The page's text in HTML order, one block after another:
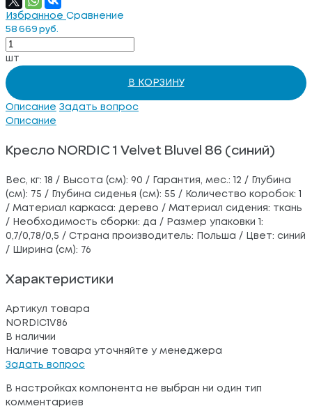
Избранное Сравнение
58 669 руб.
шт
В КОРЗИНУ
Описание Задать вопрос
Описание
Кресло NORDIC 1 Velvet Bluvel 86 (синий)
Вес, кг: 18 / Высота (см): 90 / Гарантия, мес.: 12 / Глубина
(см): 75 / Глубина сиденья (см): 55 / Количество коробок: 1
/ Материал каркаса: дерево / Материал сидения: ткань
/ Необходимость сборки: да / Размер упаковки 1:
0,7/0,78/0,5 / Страна производитель: Польша / Цвет: синий
/ Ширина (см): 76
Характеристики
Артикул товара
NORDIC1V86
В наличии
Наличие товара уточняйте у менеджера
Задать вопрос
В настройках компонента не выбран ни один тип
комментариев